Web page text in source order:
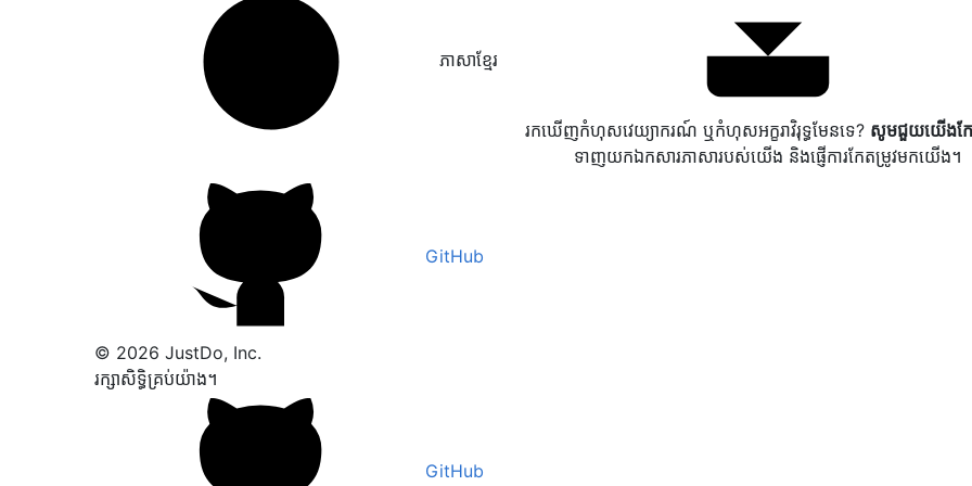
ភាសាខ្មែរ
រកឃើញកំហុសវេយ្យាករណ៍ ឬកំហុសអក្ខរាវិរុទ្ធមែនទេ? សូមជួយយើងកែ
ទាញយកឯកសារភាសារបស់យើង និងផ្ញើការកែតម្រូវមកយើង។
GitHub
© 2026 JustDo, Inc.
រក្សាសិទ្ធិគ្រប់យ៉ាង។
GitHub